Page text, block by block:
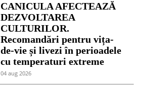
CANICULA AFECTEAZĂ
DEZVOLTAREA
CULTURILOR.
Recomandări pentru vița-
de-vie și livezi în perioadele
cu temperaturi extreme
04 aug 2026